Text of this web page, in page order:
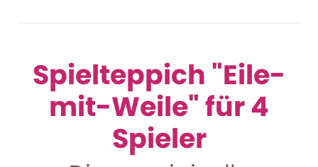
Spielteppich "Eile-
mit-Weile" für 4
Spieler